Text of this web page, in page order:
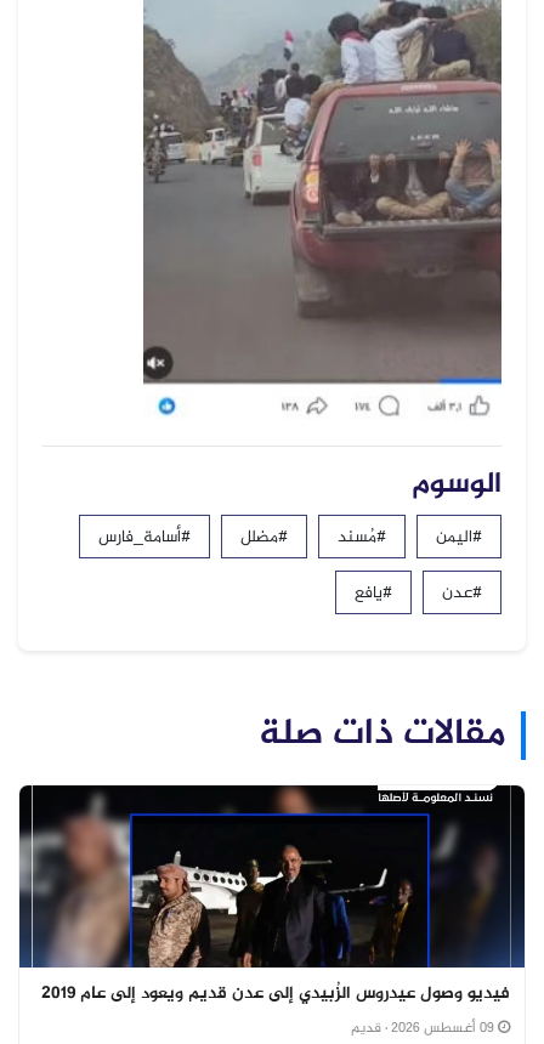
الوسوم
#اليمن #مُسند #مضلل
#أسامة_فارس
#عدن
#يافع
مقالات ذات صلة
فيديو وصول عيدروس الزُبيدي إلى عدن قديم ويعود إلى عام 2019
· قديم